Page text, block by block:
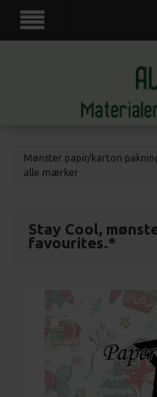
scrapkort, scrapbooking,
Mønster papir/karton
alle mærker
Stay Cool,
favourites.*